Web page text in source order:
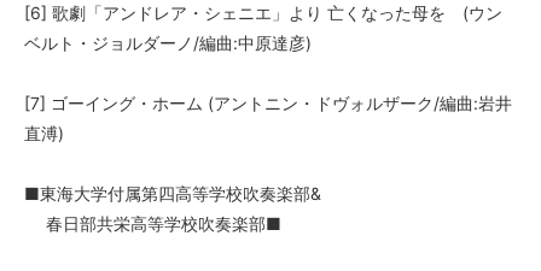
[6] 歌劇「アンドレア・シェニエ」より 亡くなった母を (ウン
ベルト・ジョルダーノ/編曲:中原達彦)
[7] ゴーイング・ホーム (アントニン・ドヴォルザーク/編曲:岩井
直溥)
■東海大学付属第四高等学校吹奏楽部&
春日部共栄高等学校吹奏楽部■